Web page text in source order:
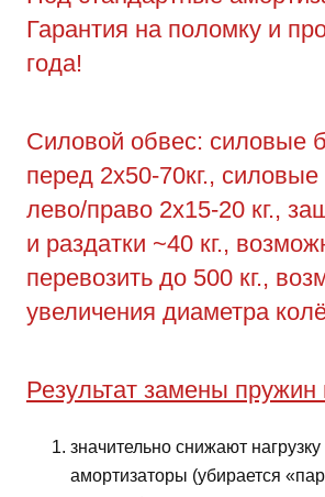
Гарантия на поломку и
года!
Силовой обвес: силовые
перед 2х50-70кг., силовые
лево/право 2х15-20 кг.,
и раздатки ~40 кг.,
перевозить до 500 кг.,
увеличения диаметра
Результат замены
значительно снижают нагрузку
амортизаторы (убирается